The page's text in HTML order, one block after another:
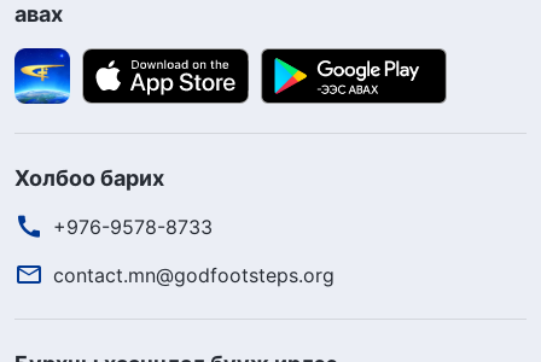
авах
Холбоо барих
+976-9578-8733
contact.mn@godfootsteps.org